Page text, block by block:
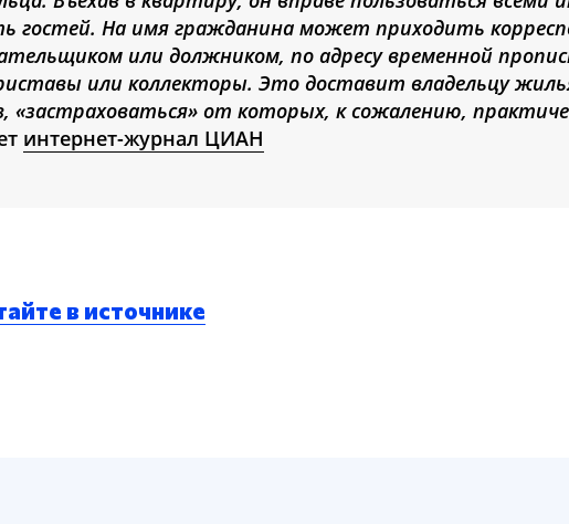
гостей. На имя гражданина может приходить
или должником, по адресу временной
или коллекторы. Это доставит владельцу
от которых, к сожалению,
интернет-журнал ЦИАН
в источнике